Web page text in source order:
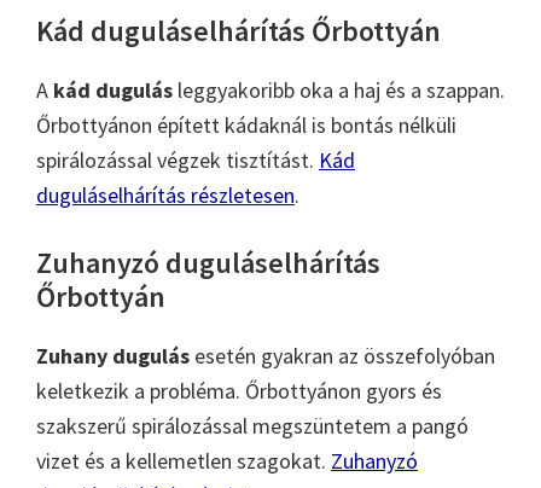
Kád duguláselhárítás Őrbottyán
A kád dugulás leggyakoribb oka a haj és a szappan.
Őrbottyánon épített kádaknál is bontás nélküli
spirálozással végzek tisztítást. Kád
duguláselhárítás részletesen.
Zuhanyzó duguláselhárítás
Őrbottyán
Zuhany dugulás esetén gyakran az összefolyóban
keletkezik a probléma. Őrbottyánon gyors és
szakszerű spirálozással megszüntetem a pangó
vizet és a kellemetlen szagokat. Zuhanyzó